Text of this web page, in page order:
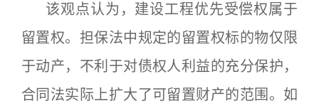
该观点认为，建设工程优先受偿权属于
留置权。担保法中规定的留置权标的物仅限
于动产，不利于对债权人利益的充分保护，
合同法实际上扩大了可留置财产的范围。如